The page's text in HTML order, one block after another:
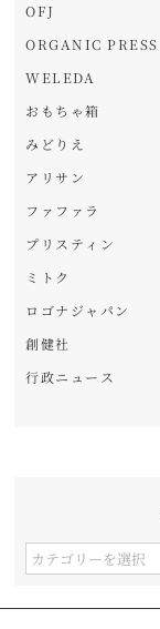
OFJ
ORGANIC PRESS
WELEDA
おもちゃ箱
みどりえ
アリサン
ファファラ
プリスティン
ミトク
ロゴナジャパン
創健社
行政ニュース
カ